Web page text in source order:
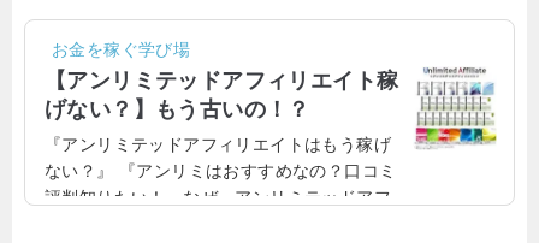
間と努力が必要になります。少しでも効率良
く作業を行い、アフィリエイトで稼げるよう
になりたいならば、賢威はぜひ持っておくと
いいでしょう。賢威を購入しようか迷ってい
るひともいるかもしれませんが、私は賢威を
購入して、購入代金以上に稼げるようになり
ました。本気で賢威を利用すれば、すぐに購
お金を稼ぐ学び場
【アンリミテッドアフィリエイト稼
げない？】もう古いの！？
『アンリミテッドアフィリエイトはもう稼げ
ない？』 『アンリミはおすすめなの？口コミ
評判知りたい！』なぜ、アンリミテッドアフ